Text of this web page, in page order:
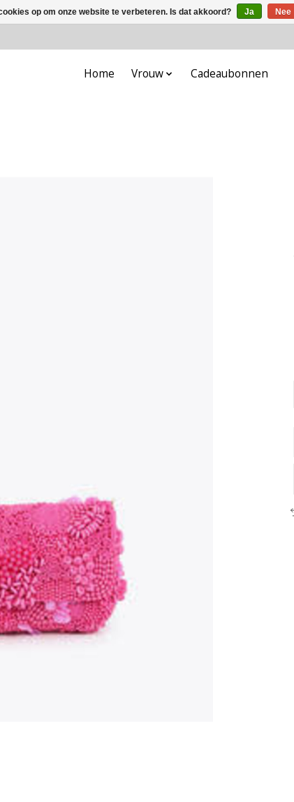
Home Vrouw Cadeaubonnen
op om onze website te verbeteren. Is dat akkoord? Ja Nee